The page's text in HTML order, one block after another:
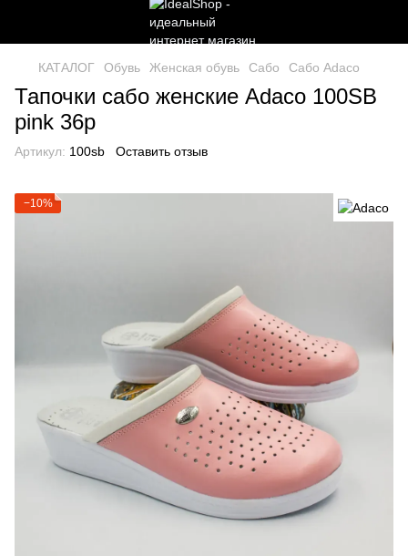
КАТАЛОГ Обувь Женская обувь Сабо Сабо Adaco
Тапочки сабо женские Adaco 100SB
pink 36р
Артикул: 100sb Оставить отзыв
−10%